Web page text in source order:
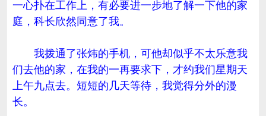
一心扑在工作上，有必要进一步地了解一下他的家
庭，科长欣然同意了我。
我拨通了张炜的手机，可他却似乎不太乐意我
们去他的家，在我的一再要求下，才约我们星期天
上午九点去。短短的几天等待，我觉得分外的漫
长。